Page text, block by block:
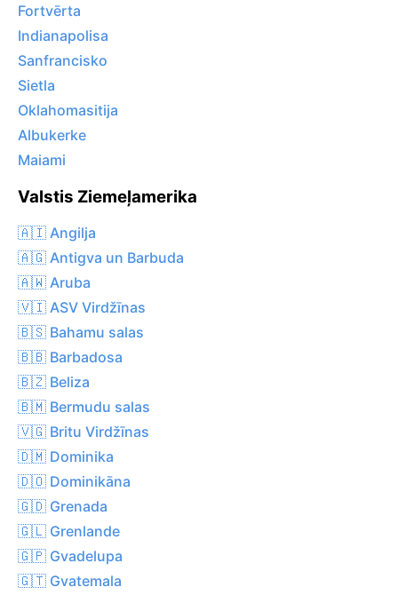
Fortvērta
Indianapolisa
Sanfrancisko
Sietla
Oklahomasitija
Albukerke
Maiami
Valstis Ziemeļamerika
🇦🇮 Angilja
🇦🇬 Antigva un Barbuda
🇦🇼 Aruba
🇻🇮 ASV Virdžīnas
🇧🇸 Bahamu salas
🇧🇧 Barbadosa
🇧🇿 Beliza
🇧🇲 Bermudu salas
🇻🇬 Britu Virdžīnas
🇩🇲 Dominika
🇩🇴 Dominikāna
🇬🇩 Grenada
🇬🇱 Grenlande
🇬🇵 Gvadelupa
🇬🇹 Gvatemala